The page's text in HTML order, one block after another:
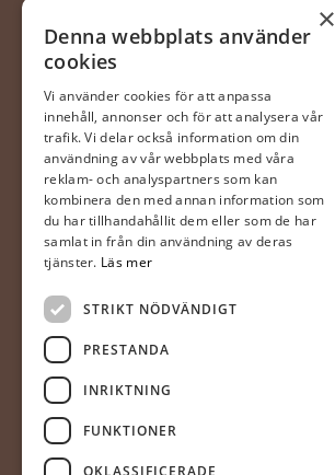
0470 – 281 44
Mån-fre 10:00 – 20:00
Lördag 10:00 – 18:00
Söndag 10:00 – 18:00
Halmstad
(Hallarna)
Gerdas Te & Kaffehandel
Prästvägen 1
302 63 Halmstad
035-20 20 340
mia@gerdaste.se
Mån-fre 10:00 – 20:00
×
Denna webbplats använder
cookies
Vi använder cookies för att anpassa
innehåll, annonser och för att analysera vår
trafik. Vi delar också information om din
användning av vår webbplats med våra
reklam- och analyspartners som kan
kombinera den med annan information som
du har tillhandahållit dem eller som de har
samlat in från din användning av deras
tjänster. Läs mer
STRIKT NÖDVÄNDIGT
PRESTANDA
INRIKTNING
FUNKTIONER
OKLASSIFICERADE